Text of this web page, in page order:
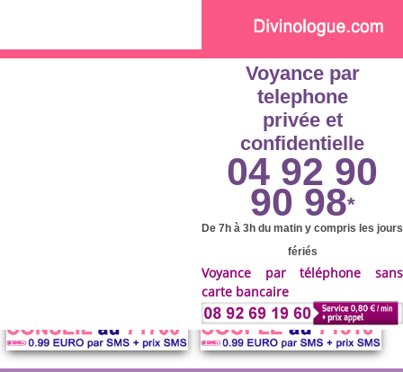
Voyance par
telephone
privée et
confidentielle
04 92 90
90 98*
De 7h à 3h du matin y compris les jours
fériés
Voyance par téléphone sans
carte bancaire